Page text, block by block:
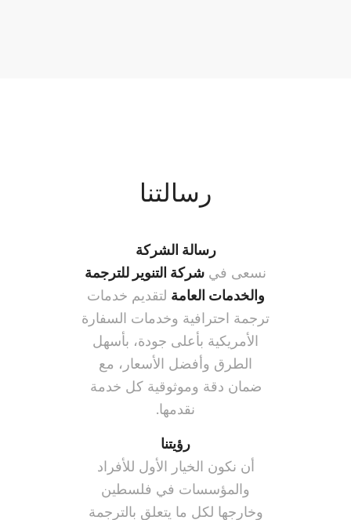
رسالتنا
رسالة الشركة
نسعى في شركة التنوير للترجمة
والخدمات العامة لتقديم خدمات
ترجمة احترافية وخدمات السفارة
الأمريكية بأعلى جودة، بأسهل
الطرق وأفضل الأسعار، مع
ضمان دقة وموثوقية كل خدمة
نقدمها.
رؤيتنا
أن نكون الخيار الأول للأفراد
والمؤسسات في فلسطين
وخارجها لكل ما يتعلق بالترجمة